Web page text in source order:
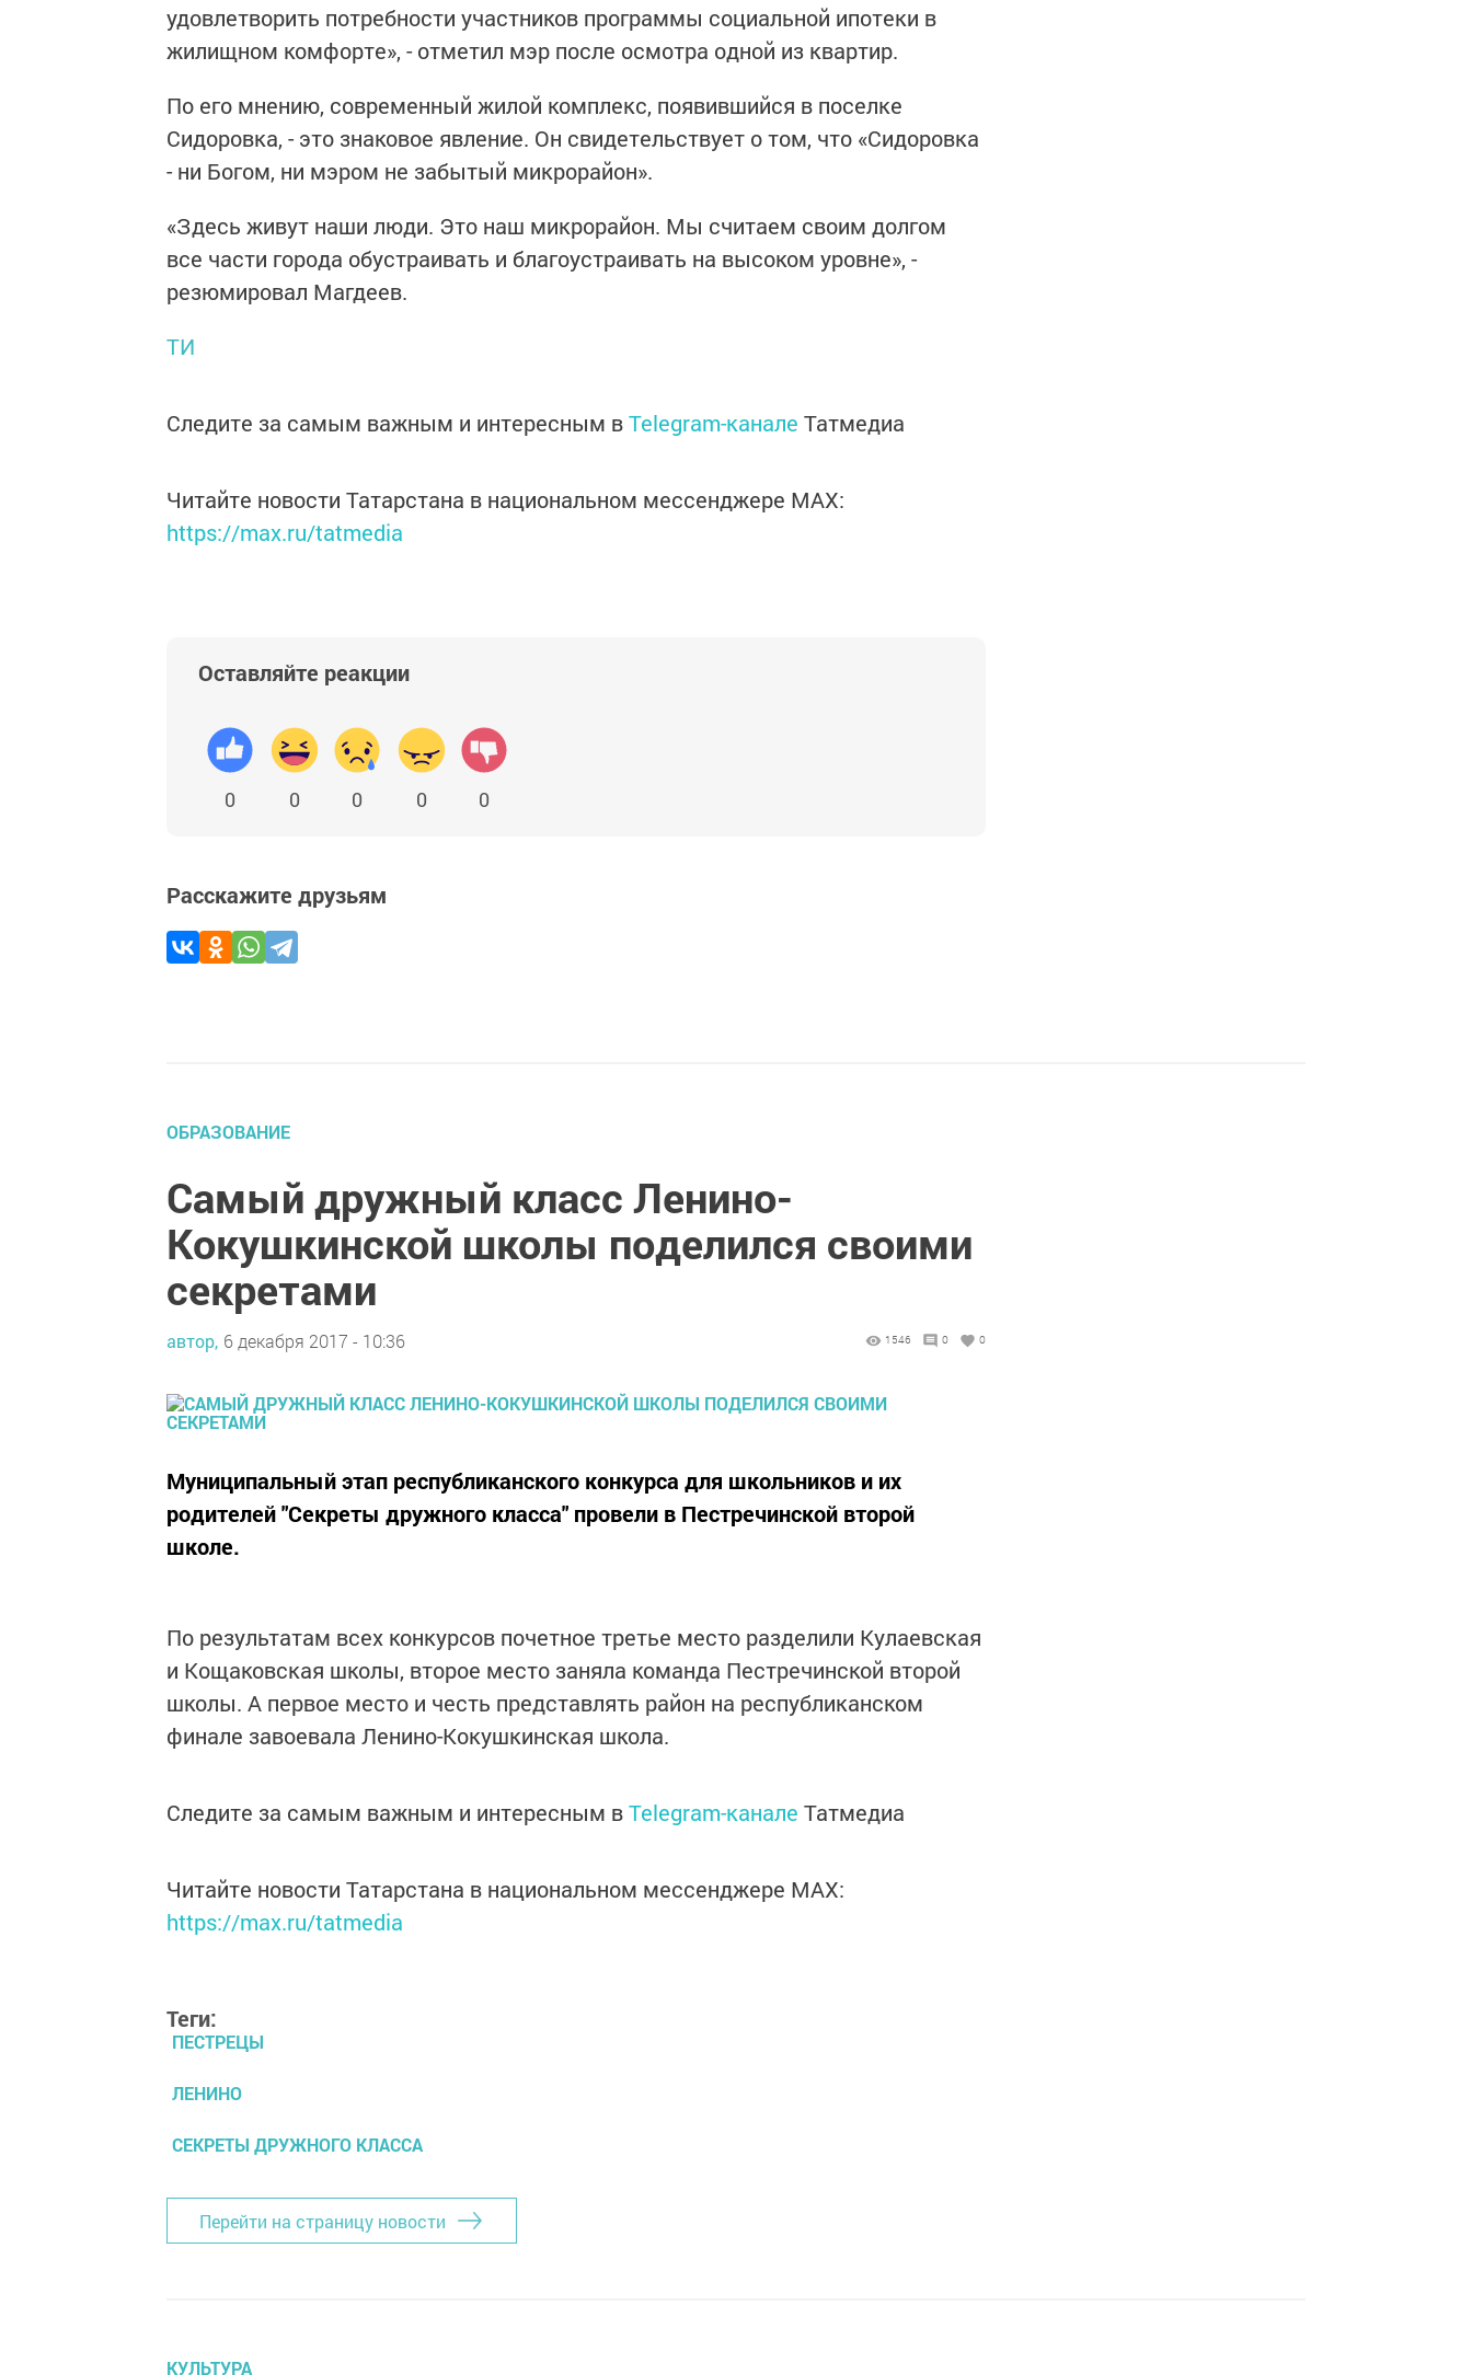
удовлетворить потребности участников программы социальной ипотеки в
жилищном комфорте», - отметил мэр после осмотра одной из квартир.
По его мнению, современный жилой комплекс, появившийся в поселке
Сидоровка, - это знаковое явление. Он свидетельствует о том, что «Сидоровка
- ни Богом, ни мэром не забытый микрорайон».
«Здесь живут наши люди. Это наш микрорайон. Мы считаем своим долгом
все части города обустраивать и благоустраивать на высоком уровне», -
резюмировал Магдеев.
ТИ
Следите за самым важным и интересным вTelegram-канале Татмедиа
Читайте новости Татарстана в национальном мессенджере MАХ:
https://max.ru/tatmedia
Оставляйте реакции
0 0 0 0 0
Расскажите друзьям
ОБРАЗОВАНИЕ
Самый дружный класс Ленино-
Кокушкинской школы поделился своими
секретами
автор, 6 декабря 2017 - 10:36 1546 0 0
Муниципальный этап республиканского конкурса для школьников и их
родителей "Секреты дружного класса" провели в Пестречинской второй
школе.
По результатам всех конкурсов почетное третье место разделили Кулаевская
и Кощаковская школы, второе место заняла команда Пестречинской второй
школы. А первое место и честь представлять район на республиканском
финале завоевала Ленино-Кокушкинская школа.
Следите за самым важным и интересным вTelegram-канале Татмедиа
Читайте новости Татарстана в национальном мессенджере MАХ:
https://max.ru/tatmedia
Теги:
ПЕСТРЕЦЫ
ЛЕНИНО
СЕКРЕТЫ ДРУЖНОГО КЛАССА
Перейти на страницу новости
КУЛЬТУРА